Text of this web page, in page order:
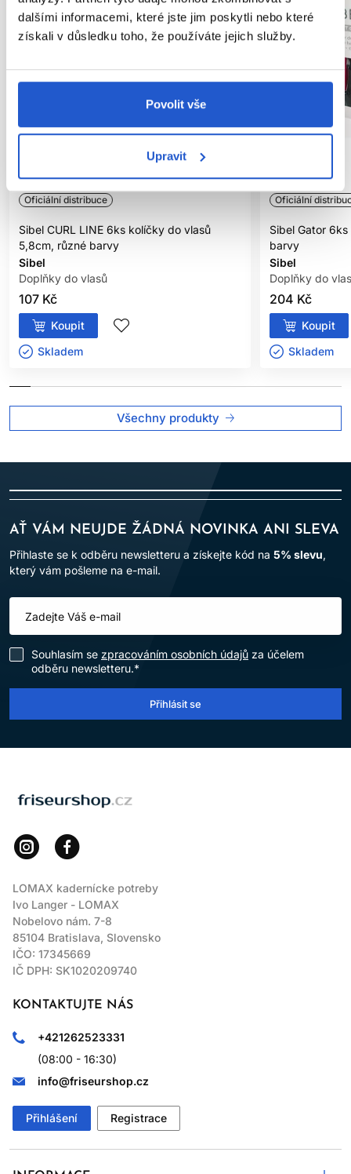
dalšími informacemi, které jste jim poskytli nebo které
získali v důsledku toho, že používáte jejich služby.
Povolit vše
Upravit
Oficiální distribuce
Sibel CURL LINE 6ks kolíčky do vlasů
5,8cm, různé barvy
Sibel
Doplňky do vlasů
107 Kč
Koupit
Skladem ㅤ
Oficiální
Sibel Gator
barvy
Sibel
Doplňky do
204 Kč
Koupit
Skladem ㅤ
Všechny produkty
AŤ VÁM NEUJDE ŽÁDNÁ NOVINKA ANI SLEVA
Přihlaste se k odběru newsletteru a získejte kód na 5% slevu,
který vám pošleme na e-mail.
Souhlasím se zpracováním osobních údajů za účelem
odběru newsletteru.*
Přihlásit se
LOMAX kadernícke potreby
Ivo Langer - LOMAX
Nobelovo nám. 7-8
85104 Bratislava, Slovensko
IČO: 17345669
IČ DPH: SK1020209740
KONTAKTUJTE NÁS
+421262523331
(08:00 - 16:30)
info@friseurshop.cz
Přihlášení Registrace